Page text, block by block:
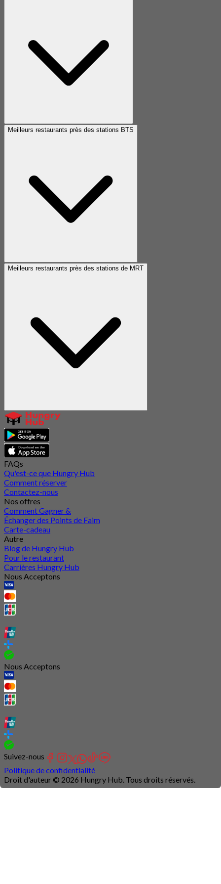
Meilleurs restaurants près des stations BTS
Meilleurs restaurants près des stations de MRT
FAQs
Qu'est-ce que Hungry Hub
Comment réserver
Contactez-nous
Nos offres
Comment Gagner &
Échanger des Points de Faim
Carte-cadeau
Autre
Blog de Hungry Hub
Pour le restaurant
Carrières Hungry Hub
Nous Acceptons
Nous Acceptons
Suivez-nous
Politique de confidentialité
Droit d'auteur © 2026 Hungry Hub. Tous droits réservés.
Connection